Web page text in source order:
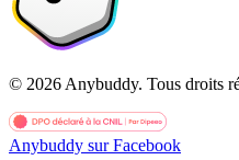
© 2026 Anybuddy. Tous droits
Anybuddy sur Facebook